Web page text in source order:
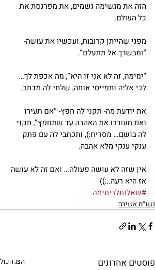
הזה את מגשימה גשמים, את מפרנסת את
כל העולם.
מפני שהייתן קרובות, ועכשיו את עושה-
“ומבשרך אל תתעלם”.
“ימימה, זה לא אני זו היא”, מה אכפת לך…
לכי אליה ותפייסי אותה, שלחי לה מכתב.
את יודעת מה- תקני לה חפץ- “אם תעירו
ואם תעוררו את האהבה עד שתחפץ”, תקני
לה בושם… מסריח:), ותכתבי לה עם פתק
ענקי ענקי מלא אהבה.
אין שזה לא עושה פעולה… ואם זה לא עושה
אז היא רעה..:))
#שאלותלרימימה
נשו"ת אשירה
פוסטים אחרונים הצג הכול